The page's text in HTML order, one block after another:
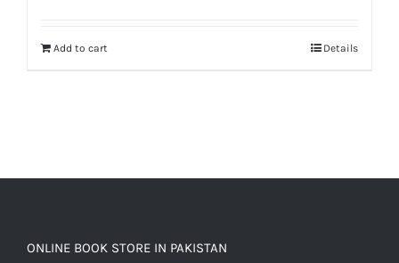
Add to cart Details
ONLINE BOOK STORE IN PAKISTAN